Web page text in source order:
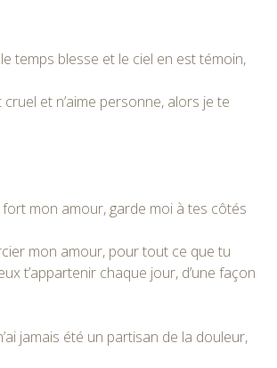
temps blesse et le ciel en est témoin,
et n’aime personne, alors je te
mon amour, garde moi à tes côtés
mon amour, pour tout ce que tu
t’appartenir chaque jour, d’une façon
jamais été un partisan de la douleur,